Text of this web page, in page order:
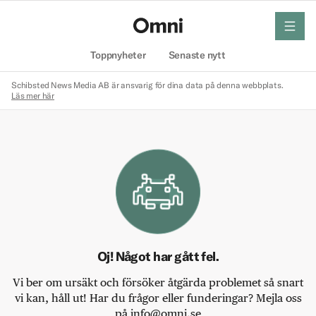
Toppnyheter Senaste nytt
meny
Schibsted News Media AB är ansvarig för dina data på denna webbplats.
Läs mer här
Oj! Något har gått fel.
Vi ber om ursäkt och försöker åtgärda problemet så snart
vi kan, håll ut! Har du frågor eller funderingar? Mejla oss